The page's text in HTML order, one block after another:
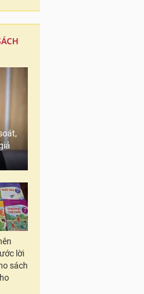
lời
sách